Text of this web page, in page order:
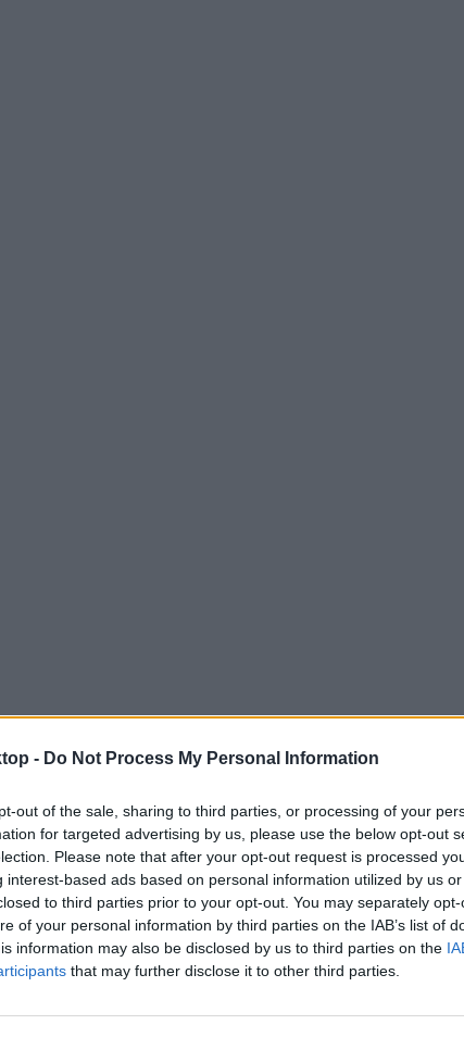
- Do Not Process My Personal Information
out of the sale, sharing to third parties, or processing of your
for targeted advertising by us, please use the below opt-out
Please note that after your opt-out request is processed
interest-based ads based on personal information utilized by us
to third parties prior to your opt-out. You may separately
of your personal information by third parties on the IAB’s list of
information may also be disclosed by us to third parties on the
that may further disclose it to other third parties.